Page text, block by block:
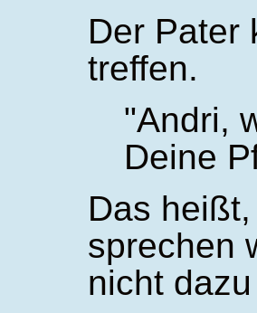
Der Pater
treffen.
Andri,
Deine
Das
sprechen
nicht